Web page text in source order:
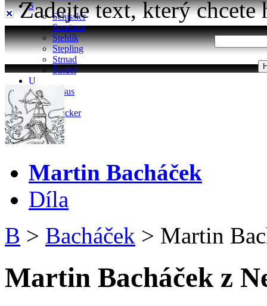
S
Schissler
Smetana
Stehlík
Stepling
Strnad
Šindel
U
Ursus
W
Wacker
Zadejte text, který chcete
Martin Bacháček
Díla
B > Bacháček > Martin
Martin Bacháček z